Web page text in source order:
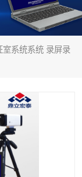
室系统系统 录屏录